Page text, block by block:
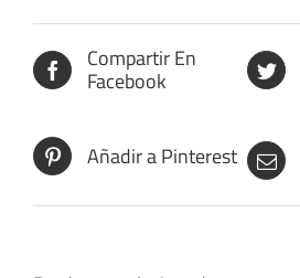
Compartir En
Facebook
Añadir a Pinterest